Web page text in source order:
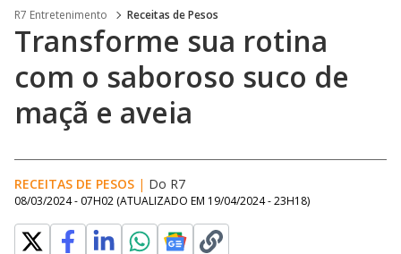
R7 Entretenimento Receitas de Pesos
Transforme sua rotina
com o saboroso suco de
maçã e aveia
RECEITAS DE PESOS | Do R7
08/03/2024 - 07H02 (ATUALIZADO EM 19/04/2024 - 23H18)